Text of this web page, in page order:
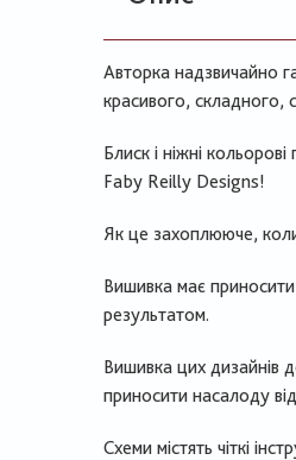
Авторка надзвичайно
красивого, складного,
Блиск і ніжні
Faby Reilly Designs!​
Як це захоплююче, коли
Вишивка має
результатом.
Вишивка цих дизайнів
приносити насалоду
Схеми містять чіткі